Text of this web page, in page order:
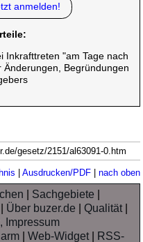
anmelden!
Inkrafttreten "am Tage nach
Begründungen
gesetz/2151/al63091-0.htm
Ausdrucken/PDF| nach oben
Sachgebiete
Über buzer.de |Qualität|
Impressum
|Web-Widget| RSS-